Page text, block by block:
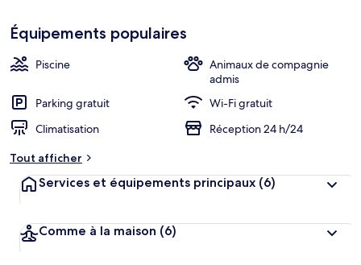
Équipements populaires
Piscine
Animaux de compagnie
admis
Parking gratuit
Wi-Fi gratuit
Climatisation
Réception 24 h/24
Tout afficher
Services et équipements principaux (6)
Comme à la maison (6)